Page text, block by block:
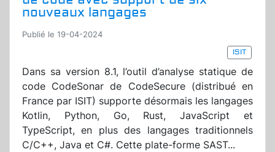
nouveaux langages
Publié le 19-04-2024
ISIT
Dans sa version 8.1, l’outil d’analyse statique de
code CodeSonar de CodeSecure (distribué en
France par ISIT) supporte désormais les langages
Kotlin, Python, Go, Rust, JavaScript et
TypeScript, en plus des langages traditionnels
C/C++, Java et C#. Cette plate-forme SAST...